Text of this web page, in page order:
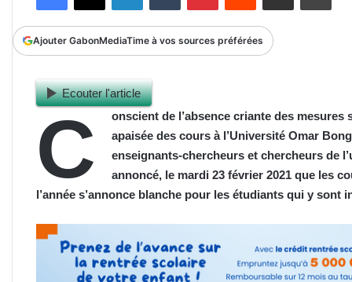
Ajouter GabonMediaTime à vos sources préférées
Ecouter l'article
C onscient de l’absence criante des mesures
apaisée des cours à l’Université Omar
enseignants-chercheurs et chercheurs de
annoncé, le mardi 23 février 2021 que les
l’année s’annonce blanche pour les étudiants qui y sont